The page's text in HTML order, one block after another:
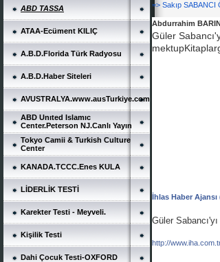
ABD TASSA
ATAA-Ecüment KILIÇ
A.B.D.Florida Türk Radyosu
A.B.D.Haber Siteleri
AVUSTRALYA.www.ausTurkiye.com
ABD Unıted Islamıc
Center.Peterson NJ.Canlı Yayın
Tokyo Camii & Turkish Culture
Center
KANADA.TCCC.Enes KULA
LİDERLİK TESTİ
Karekter Testi - Meyveli.
Kişilik Testi
Dahi Çocuk Testi-OXFORD
=> Sakıp SABANCI
Abdurrahim
Güler
İhlas Haber Ajansı
Güler
http://